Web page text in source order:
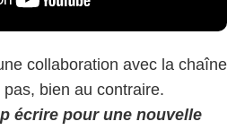
collaboration avec la chaîne
bien au contraire.
écrire pour une nouvelle